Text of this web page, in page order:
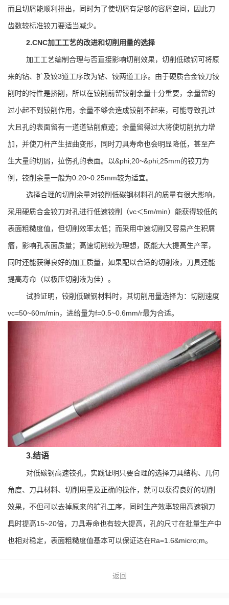
而且切屑能顺利排出，同时为了使切屑有足够的容屑空间，因此刀
齿数较标准铰刀要适当减少。
2.CNC加工工艺的改进和切削用量的选择
加工工艺编制合理与否直接影响切削效果，切削低碳钢可将原
来的钻、扩及铰3道工序改为钻、铰两道工序。由于硬质合金铰刀铰
削时的特性是挤削，所以在铰削前留铰削余量十分重要，余量留的
过小起不到铰削作用，余量不够会造成铰削不起来，可能导致孔过
大且孔的表面留有一道道钻削痕迹；余量留得过大将使切削抗力增
加，并使刀杆产生扭曲变形，同时刀具寿命也会明显降低，甚至产
生大量的切屑，拉伤孔的表面。以&phi;20~&phi;25mm的铰刀为
例，铰削余量一般为0.20~0.25mm较为适宜。
选择合理的切削余量对铰削低碳钢材料孔的质量有很大影响，
采用硬质合金铰刀对孔进行低速铰削（vc＜5m/min）能获得较低的
表面粗糙度值，但切削效率太低；而采用中速切削又容易产生积屑
瘤，影响孔表面质量；高速切削较为理想，既能大大提高生产率，
同时还能获得良好的加工质量，如果配以合适的切削液，刀具还能
提高寿命（以极压切削液为佳）。
试验证明，铰削低碳钢材料时，其切削用量选择为：切削速度
vc=50~60m/min，进给量为f=0.5~0.6mm/r最为合适。
3.结语
对低碳钢高速铰孔，实践证明只要合理的选择刀具结构、几何
角度、刀具材料、切削用量及正确的操作，就可以获得良好的切削
效果，不但可以去掉原来的扩孔工序，同时生产效率较用高速钢刀
具时提高15~20倍，刀具寿命也有较大提高，孔的尺寸在批量生产中
也相对稳定，表面粗糙度值基本可以保证达在Ra=1.6&micro;m。
返回